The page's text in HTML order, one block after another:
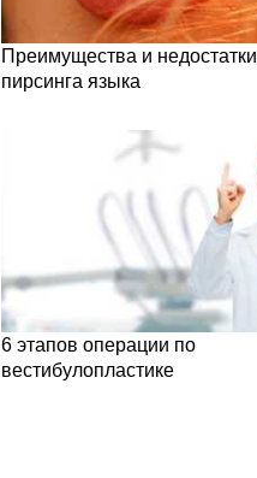
Преимущества и недостатки
пирсинга языка
6 этапов операции по
вестибулопластике